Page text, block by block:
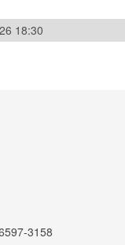
18:30
3158